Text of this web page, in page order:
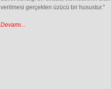
verilmesi gerçekten üzücü bir husustur."
Devamı...